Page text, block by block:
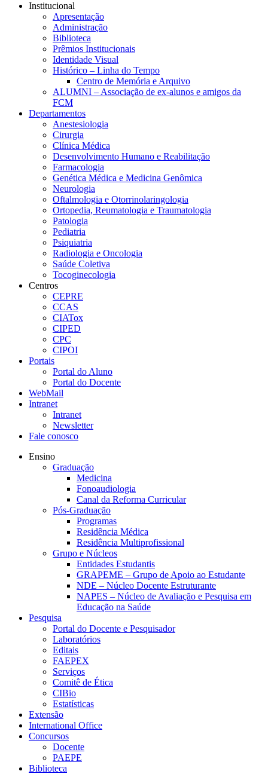
Institucional
Apresentação
Administração
Biblioteca
Prêmios Institucionais
Identidade Visual
Histórico – Linha do Tempo
Centro de Memória e Arquivo
ALUMNI – Associação de ex-alunos e amigos da
FCM
Departamentos
Anestesiologia
Cirurgia
Clínica Médica
Desenvolvimento Humano e Reabilitação
Farmacologia
Genética Médica e Medicina Genômica
Neurologia
Oftalmologia e Otorrinolaringologia
Ortopedia, Reumatologia e Traumatologia
Patologia
Pediatria
Psiquiatria
Radiologia e Oncologia
Saúde Coletiva
Tocoginecologia
Centros
CEPRE
CCAS
CIATox
CIPED
CPC
CIPOI
Portais
Portal do Aluno
Portal do Docente
WebMail
Intranet
Intranet
Newsletter
Fale conosco
Ensino
Graduação
Medicina
Fonoaudiologia
Canal da Reforma Curricular
Pós-Graduação
Programas
Residência Médica
Residência Multiprofissional
Grupo e Núcleos
Entidades Estudantis
GRAPEME – Grupo de Apoio ao Estudante
NDE – Núcleo Docente Estruturante
NAPES – Núcleo de Avaliação e Pesquisa em
Educação na Saúde
Pesquisa
Portal do Docente e Pesquisador
Laboratórios
Editais
FAEPEX
Serviços
Comitê de Ética
CIBio
Estatísticas
Extensão
International Office
Concursos
Docente
PAEPE
Biblioteca